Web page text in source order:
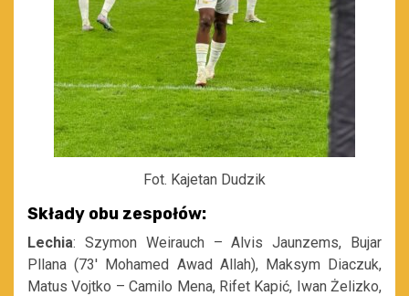
Fot. Kajetan Dudzik
Składy obu zespołów:
Lechia: Szymon Weirauch – Alvis Jaunzems, Bujar
Pllana (73′ Mohamed Awad Allah), Maksym Diaczuk,
Matus Vojtko – Camilo Mena, Rifet Kapić, Iwan Żelizko,